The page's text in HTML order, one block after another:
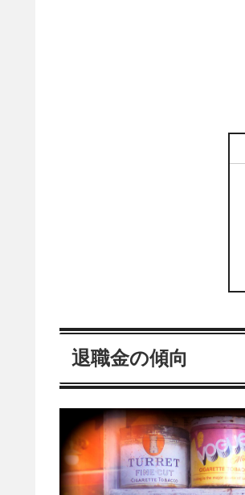
退職金の傾向